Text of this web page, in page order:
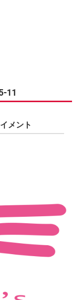
11
メント